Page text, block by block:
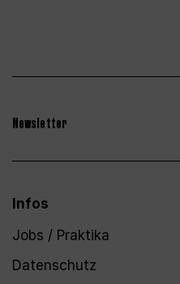
Newsletter
Infos
Jobs / Praktika
Datenschutz